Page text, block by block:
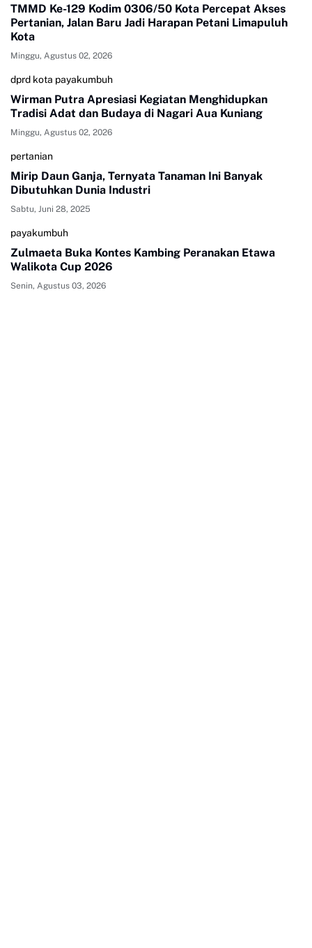
TMMD Ke-129 Kodim 0306/50 Kota Percepat Akses
Pertanian, Jalan Baru Jadi Harapan Petani Limapuluh
Kota
Minggu, Agustus 02, 2026
dprd kota payakumbuh
Wirman Putra Apresiasi Kegiatan Menghidupkan
Tradisi Adat dan Budaya di Nagari Aua Kuniang
Minggu, Agustus 02, 2026
pertanian
Mirip Daun Ganja, Ternyata Tanaman Ini Banyak
Dibutuhkan Dunia Industri
Sabtu, Juni 28, 2025
payakumbuh
Zulmaeta Buka Kontes Kambing Peranakan Etawa
Walikota Cup 2026
Senin, Agustus 03, 2026